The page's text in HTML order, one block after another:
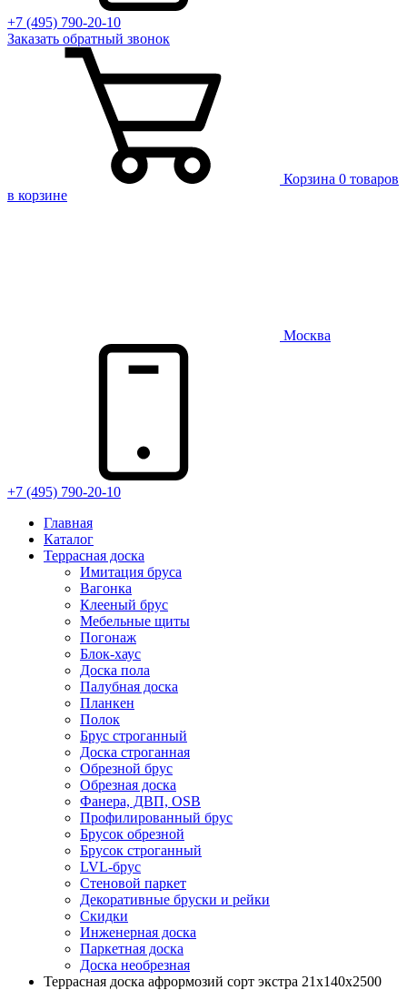
+7 (495) 790-20-10
Заказать обратный звонок
Корзина 0 товаров
в корзине
Москва
+7 (495) 790-20-10
Главная
Каталог
Террасная доска
Имитация бруса
Вагонка
Клееный брус
Мебельные щиты
Погонаж
Блок-хаус
Доска пола
Палубная доска
Планкен
Полок
Брус строганный
Доска строганная
Обрезной брус
Обрезная доска
Фанера, ДВП, OSB
Профилированный брус
Брусок обрезной
Брусок строганный
LVL-брус
Стеновой паркет
Декоративные бруски и рейки
Скидки
Инженерная доска
Паркетная доска
Доска необрезная
Террасная доска афрормозий сорт экстра 21х140х2500